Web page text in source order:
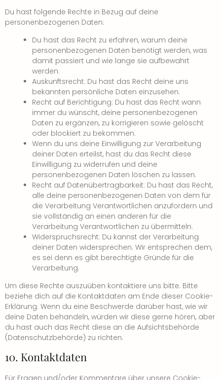
Du hast folgende Rechte in Bezug auf deine
personenbezogenen Daten:
Du hast das Recht zu erfahren, warum deine
personenbezogenen Daten benötigt werden, was
damit passiert und wie lange sie aufbewahrt
werden.
Auskunftsrecht: Du hast das Recht deine uns
bekannten persönliche Daten einzusehen.
Recht auf Berichtigung: Du hast das Recht wann
immer du wünscht, deine personenbezogenen
Daten zu ergänzen, zu korrigieren sowie gelöscht
oder blockiert zu bekommen.
Wenn du uns deine Einwilligung zur Verarbeitung
deiner Daten erteilst, hast du das Recht diese
Einwilligung zu widerrufen und deine
personenbezogenen Daten löschen zu lassen.
Recht auf Datenübertragbarkeit: Du hast das Recht,
alle deine personenbezogenen Daten von dem für
die Verarbeitung Verantwortlichen anzufordern und
sie vollständig an einen anderen für die
Verarbeitung Verantwortlichen zu übermitteln.
Widerspruchsrecht: Du kannst der Verarbeitung
deiner Daten widersprechen. Wir entsprechen dem,
es sei denn es gibt berechtigte Gründe für die
Verarbeitung.
Um diese Rechte auszuüben kontaktiere uns bitte. Bitte
beziehe dich auf die Kontaktdaten am Ende dieser Cookie-
Erklärung. Wenn du eine Beschwerde darüber hast, wie wir
deine Daten behandeln, würden wir diese gerne hören, aber
du hast auch das Recht diese an die Aufsichtsbehörde
(Datenschutzbehörde) zu richten.
10. Kontaktdaten
Für Fragen und/oder Kommentare über unsere Cookie-